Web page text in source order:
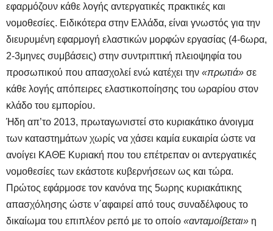
εφαρμόζουν κάθε λογής αντεργατικές πρακτικές και
νομοθεσίες. Ειδικότερα στην Ελλάδα, είναι γνωστός για την
διευρυμένη εφαρμογή ελαστικών μορφών εργασίας (4-6ωρα,
2-3μηνες συμβάσεις) στην συντριπτική πλειοψηφία του
προσωπικού που απασχολεί ενώ κατέχει την «πρωτιά» σε
κάθε λογής απόπειρες ελαστικοποίησης του ωραρίου στον
κλάδο του εμπορίου.
Ήδη απ’το 2013, πρωταγωνιστεί στο κυριακάτικο άνοιγμα
των καταστημάτων χωρίς να χάσει καμία ευκαιρία ώστε να
ανοίγει ΚΑΘΕ Κυριακή που του επέτρεπαν οι αντεργατικές
νομοθεσίες των εκάστοτε κυβερνήσεων ως και τώρα.
Πρώτος εφάρμοσε τον κανόνα της 5ωρης κυριακάτικης
απασχόλησης ώστε ν΄αφαιρεί από τους συναδέλφους το
δικαίωμα του επιπλέον ρεπό με το οποίο «ανταμοίβεται» η